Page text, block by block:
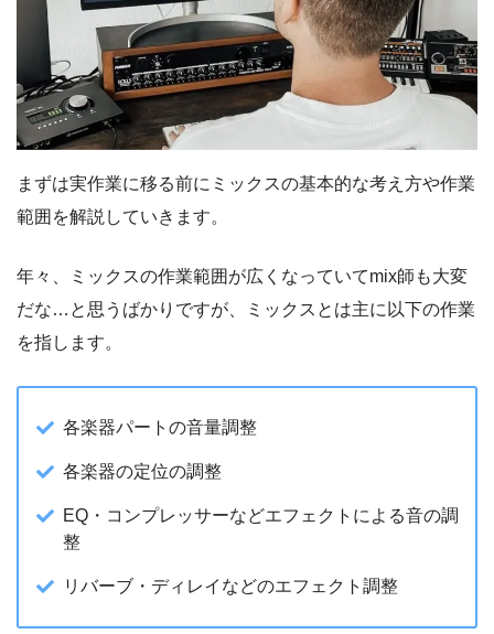
まずは実作業に移る前にミックスの基本的な考え方や作業
範囲を解説していきます。
年々、ミックスの作業範囲が広くなっていてmix師も大変
だな…と思うばかりですが、ミックスとは主に以下の作業
を指します。
各楽器パートの音量調整
各楽器の定位の調整
EQ・コンプレッサーなどエフェクトによる音の調
整
リバーブ・ディレイなどのエフェクト調整